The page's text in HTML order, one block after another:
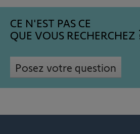
CE N'EST PAS CE
QUE VOUS RECHERCHEZ
Posez votre question